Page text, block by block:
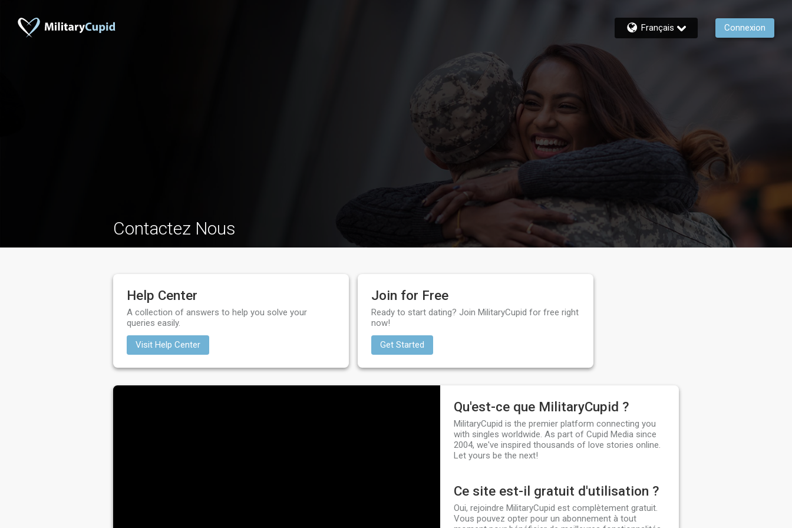
Français Connexion
Contactez Nous
Help Center
A collection of answers to help you solve your
queries easily.
Visit Help Center
Join for Free
Ready to start dating? Join MilitaryCupid for free right
now!
Get Started
Qu'est-ce que MilitaryCupid ?
MilitaryCupid is the premier platform connecting you
with singles worldwide. As part of Cupid Media since
2004, we've inspired thousands of love stories online.
Let yours be the next!
Ce site est-il gratuit d'utilisation ?
Oui, rejoindre MilitaryCupid est complètement gratuit.
Vous pouvez opter pour un abonnement à tout